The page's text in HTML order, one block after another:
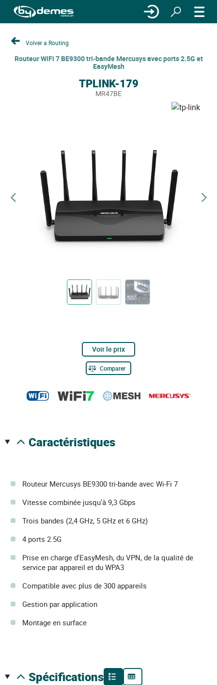
Volver a Routing
Routeur WiFi 7 BE9300 tri-bande Mercusys avec ports 2.5G et
EasyMesh
TPLINK-179
MR47BE
Voir le prix
Comparer
caractéristiques
Routeur Mercusys BE9300 tri-bande avec Wi-Fi 7
Vitesse combinée jusqu'à 9,3 Gbps
Trois bandes (2,4 GHz, 5 GHz et 6 GHz)
4 ports 2.5G
Prise en charge d'EasyMesh, du VPN, de la qualité de
service par appareil et du WPA3
Compatible avec plus de 300 appareils
Gestion par application
Montage en surface
spécifications